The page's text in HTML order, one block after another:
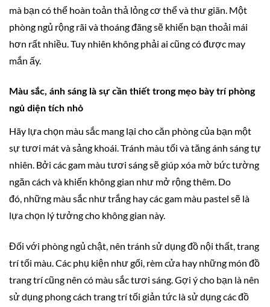
mà bạn có thể hoàn toản thả lỏng cơ thể và thư giãn. Một
phòng ngủ rộng rãi và thoáng đãng sẽ khiến bạn thoải mái
hơn rất nhiều. Tuy nhiên không phải ai cũng có được may
mắn ấy.
Màu sắc, ánh sáng là sự cần thiết trong mẹo bày trí phòng
ngủ diện tích nhỏ
Hãy lựa chọn màu sắc mang lại cho căn phòng của bạn một
sự tươi mát và sảng khoái. Tránh màu tối và tăng ánh sáng tự
nhiên. Bởi các gam màu tươi sáng sẽ giúp xóa mờ bức tường
ngăn cách và khiến không gian như mở rộng thêm. Do
đó, những màu sắc như trắng hay các gam màu pastel sẽ là
lựa chọn lý tưởng cho không gian này.
Đối với phòng ngủ chật, nên tránh sử dụng đồ nội thất, trang
trí tối màu. Các phụ kiện như gối, rèm cửa hay những món đồ
trang trí cũng nên có màu sắc tươi sáng. Gợi ý cho bạn là nên
sử dụng phong cách trang trí tối giản tức là sử dụng các đồ